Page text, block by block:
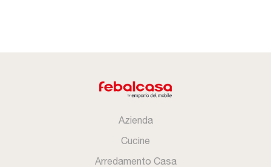
Azienda
Cucine
Arredamento Casa